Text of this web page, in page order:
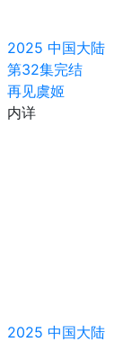
2025 中国大陆
第32集完结
再见虞姬
内详
2025 中国大陆